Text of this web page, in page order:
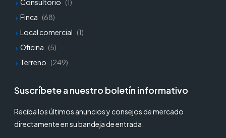
Consultorio (1)
Finca (68)
Local comercial (1)
Oficina (5)
Terreno (249)
Suscríbete a nuestro boletín informativo
Reciba los últimos anuncios y consejos de mercado
directamente en su bandeja de entrada.